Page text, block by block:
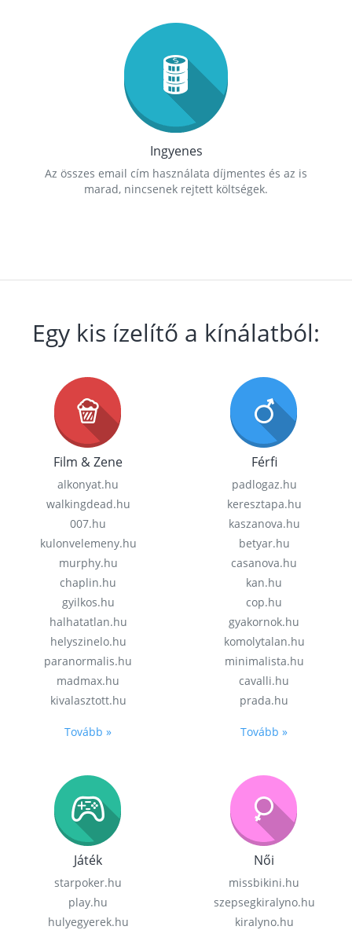
Ingyenes
Az összes email cím használata díjmentes és az is
marad, nincsenek rejtett költségek.
Egy kis ízelítő a kínálatból:
Film & Zene
alkonyat.hu
walkingdead.hu
007.hu
kulonvelemeny.hu
murphy.hu
chaplin.hu
gyilkos.hu
halhatatlan.hu
helyszinelo.hu
paranormalis.hu
madmax.hu
kivalasztott.hu
Tovább »
Férfi
padlogaz.hu
keresztapa.hu
kaszanova.hu
betyar.hu
casanova.hu
kan.hu
cop.hu
gyakornok.hu
komolytalan.hu
minimalista.hu
cavalli.hu
prada.hu
Tovább »
Játék
starpoker.hu
play.hu
hulyegyerek.hu
Női
missbikini.hu
szepsegkiralyno.hu
kiralyno.hu